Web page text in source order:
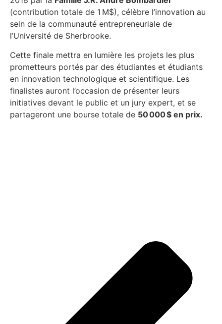
(contribution totale de 1 M$), célèbre l’innovation au
sein de la communauté entrepreneuriale de
l’Université de Sherbrooke.
Cette finale mettra en lumière les projets les plus
prometteurs portés par des étudiantes et étudiants
en innovation technologique et scientifique. Les
finalistes auront l’occasion de présenter leurs
initiatives devant le public et un jury expert, et se
partageront une bourse totale de 50 000 $ en prix.